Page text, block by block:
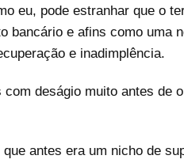
eu, pode estranhar que o
bancário e afins como uma
e inadimplência.
deságio muito antes de
antes era um nicho de